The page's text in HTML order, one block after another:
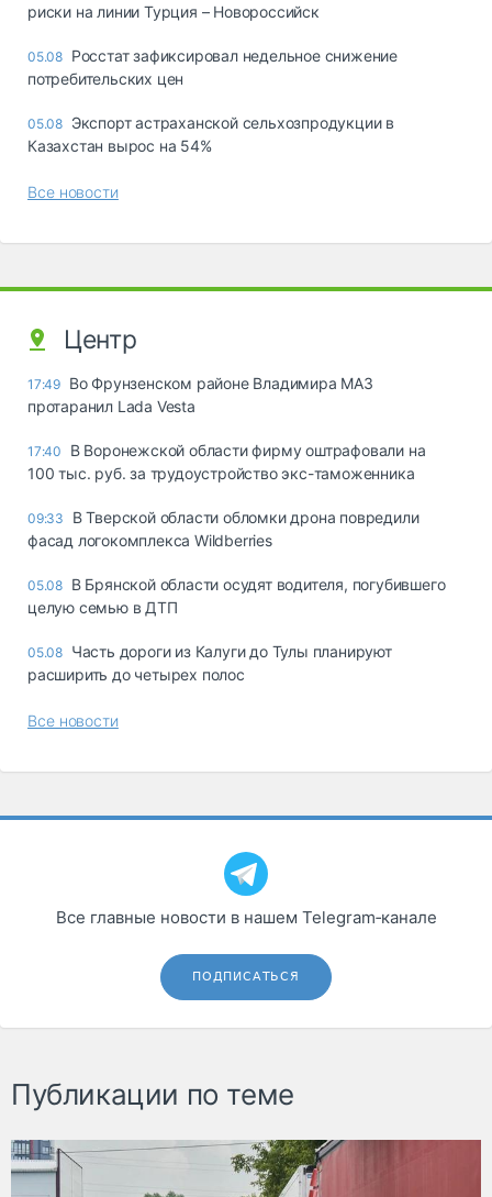
риски на линии Турция – Новороссийск
05.08 Росстат зафиксировал недельное снижение
потребительских цен
05.08 Экспорт астраханской сельхозпродукции в
Казахстан вырос на 54%
Все новости
Центр
17:49 Во Фрунзенском районе Владимира МАЗ
протаранил Lada Vesta
17:40
В Воронежской области фирму оштрафовали на
100 тыс. руб. за трудоустройство экс-таможенника
09:33
В Тверской области обломки дрона повредили
фасад логокомплекса Wildberries
05.08 В Брянской области осудят водителя, погубившего
целую семью в ДТП
05.08 Часть дороги из Калуги до Тулы планируют
расширить до четырех полос
Все новости
Все главные новости в нашем Telegram‑канале
ПОДПИСАТЬСЯ
Публикации по теме